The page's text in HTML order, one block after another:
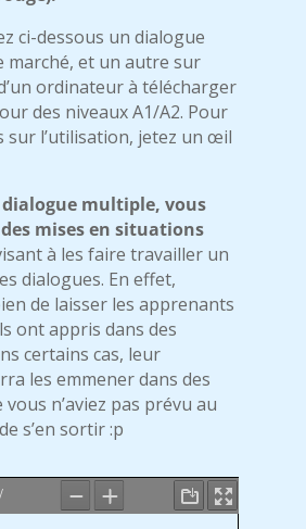
ci-dessous un dialogue
marché, et un autre sur
ordinateur à télécharger
des niveaux A1/A2. Pour
sur l’utilisation, jetez un œil
multiple, vous
mises en situations
à les faire travailler un
dialogues. En effet,
de laisser les apprenants
ont appris dans des
certains cas, leur
les emmener dans des
n’aviez pas prévu au
s’en sortir :p